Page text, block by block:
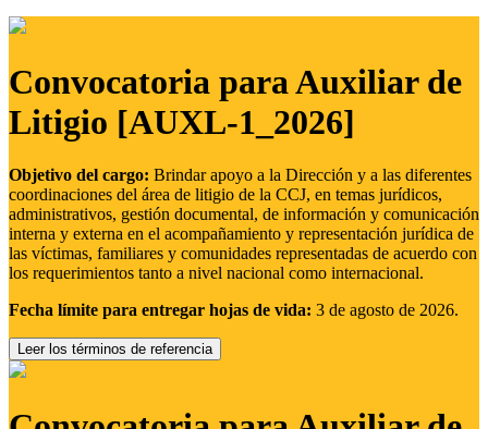
Convocatoria para Auxiliar de
Litigio [AUXL-1_2026]
Objetivo del cargo: Brindar apoyo a la Dirección y a las diferentes
coordinaciones del área de litigio de la CCJ, en temas jurídicos,
administrativos, gestión documental, de información y comunicación
interna y externa en el acompañamiento y representación jurídica de
las víctimas, familiares y comunidades representadas de acuerdo con
los requerimientos tanto a nivel nacional como internacional.
Fecha límite para entregar hojas de vida: 3 de agosto de 2026.
Leer los términos de referencia